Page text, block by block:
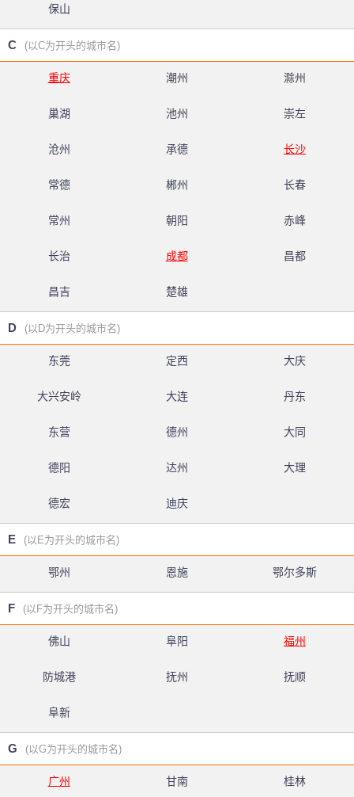
保山
C (以C为开头的城市名)
重庆 潮州 滁州
巢湖 池州 崇左
沧州 承德 长沙
常德 郴州 长春
常州 朝阳 赤峰
长治 成都 昌都
昌吉 楚雄
D (以D为开头的城市名)
东莞 定西 大庆
大兴安岭 大连 丹东
东营 德州 大同
德阳 达州 大理
德宏 迪庆
E (以E为开头的城市名)
鄂州 恩施 鄂尔多斯
F (以F为开头的城市名)
佛山 阜阳 福州
防城港 抚州 抚顺
阜新
G (以G为开头的城市名)
广州 甘南 桂林